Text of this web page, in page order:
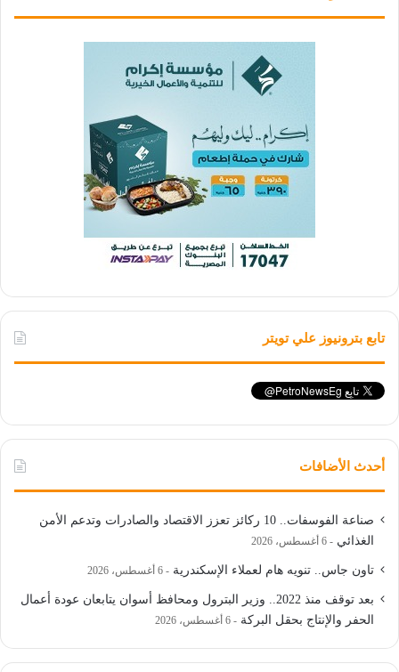
تابع بترونيوز علي تويتر
أحدث الأضافات
صناعة الفوسفات.. 10 ركائز تعزز الاقتصاد والصادرات وتدعم الأمن
الغذائي
6 أغسطس، 2026
تاون جاس.. تنويه هام لعملاء الإسكندرية 6 أغسطس، 2026
بعد توقف منذ 2022.. وزير البترول ومحافظ أسوان يتابعان عودة أعمال
الحفر والإنتاج بحقل البركة
6 أغسطس، 2026